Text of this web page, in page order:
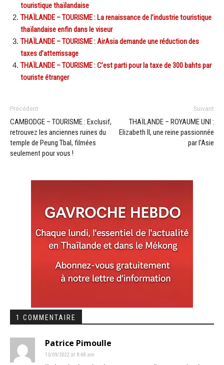
touristique thaïlandaise
THAÏLANDE – TOURISME : La renaissance de l’industrie touristique
thaïlandaise enfin dans le viseur
THAÏLANDE – TOURISME : AirAsia demande une réduction des
taxes d’atterrissage
THAÏLANDE – TOURISME : C’est parti pour la taxe de 300 bahts par
touriste étranger
Précédent
CAMBODGE – TOURISME : Exclusif,
retrouvez les anciennes ruines du
temple de Peung Tbal, filmées
seulement pour vous !
Suivant
THAÏLANDE – ROYAUME UNI :
Elizabeth II, une reine passionnée
par l’Asie
1 COMMENTAIRE
Patrice Pimoulle
13/09/2022 at 8:48 am